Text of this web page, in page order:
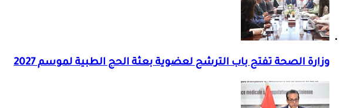
وزارة الصحة تفتح باب الترشح لعضوية بعثة الحج الطبية لموسم 2027